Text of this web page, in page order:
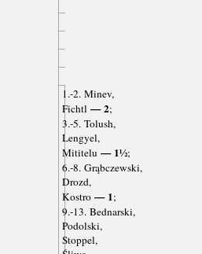
1.-2. Minev,
Fichtl— 2;
3.-5. Tolush,
Lengyel,
Mititelu — 1½;
6.-8. Grąbczewski,
Drozd,
Kostro— 1;
9.-13. Bednarski,
Podolski,
Stoppel,